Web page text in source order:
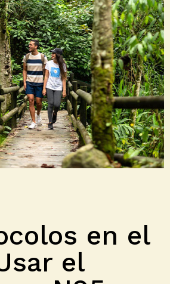
en el
el